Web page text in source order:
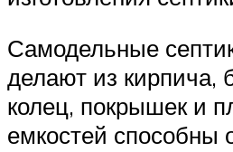
Самодельные
делают из кирпича,
колец, покрышек и
емкостей способны